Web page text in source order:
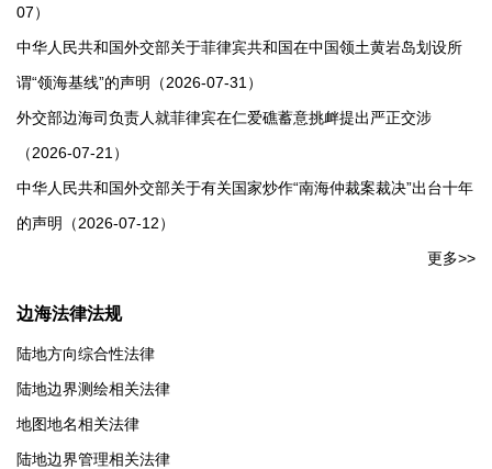
07）
中华人民共和国外交部关于菲律宾共和国在中国领土黄岩岛划设所
谓“领海基线”的声明（2026-07-31）
外交部边海司负责人就菲律宾在仁爱礁蓄意挑衅提出严正交涉
（2026-07-21）
中华人民共和国外交部关于有关国家炒作“南海仲裁案裁决”出台十年
的声明（2026-07-12）
更多>>
边海法律法规
陆地方向综合性法律
陆地边界测绘相关法律
地图地名相关法律
陆地边界管理相关法律